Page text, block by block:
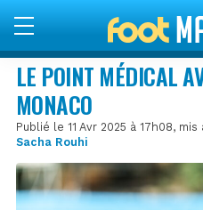
LE POINT MÉDICAL
MONACO
Publié le 11 Avr 2025 à 17h08,
Sacha Rouhi